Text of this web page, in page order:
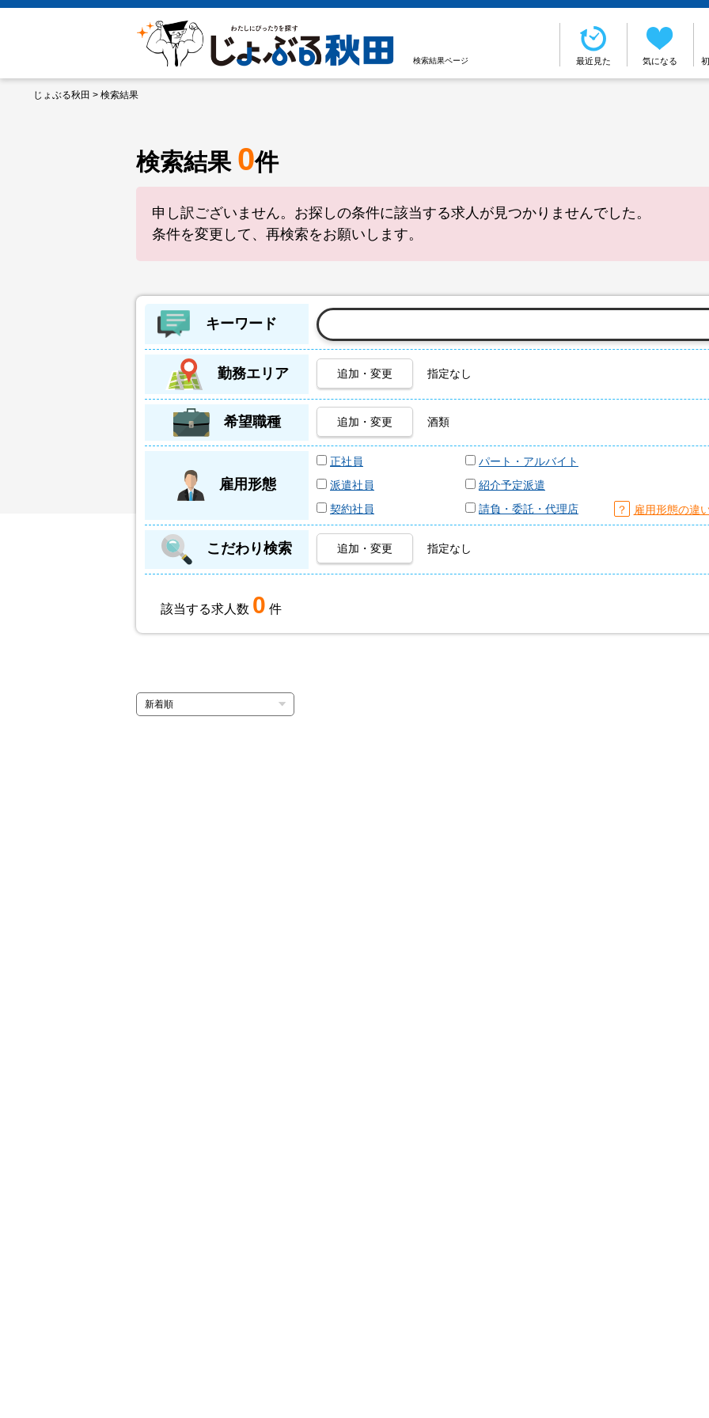
検索結果ページ 最近見た 気になる
じょぶる秋田 > 検索結果
検索結果 0件
申し訳ございません。お探しの条件に該当する求人が見つかりませんでした。
条件を変更して、再検索をお願いします。
キーワード
勤務エリア 追加・変更 指定なし
希望職種 追加・変更 酒類
雇用形態
正社員
パート・アルバイト
派遣社員
紹介予定派遣
契約社員
請負・委託・代理店 ？ 雇用形態の違
こだわり検索 追加・変更 指定なし
該当する求人数 0 件